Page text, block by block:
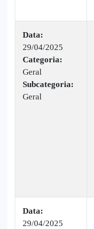
Data:
29/04/2025
Categoria:
Geral
Subcategoria:
Geral
Data:
29/04/2025